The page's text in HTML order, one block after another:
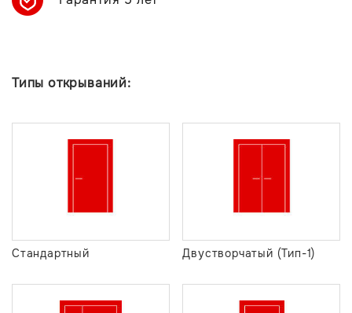
Типы открываний:
Стандартный Двустворчатый (Тип-1)